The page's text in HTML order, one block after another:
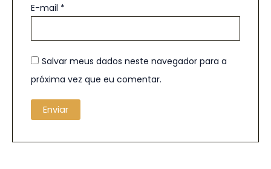
E-mail *
Salvar meus dados neste navegador para a
próxima vez que eu comentar.